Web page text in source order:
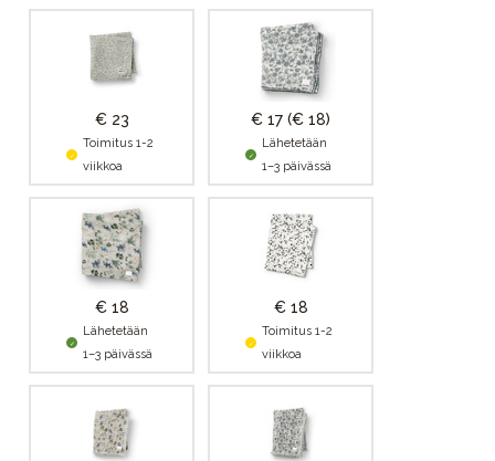
€ 23
Toimitus 1-2
viikkoa
€ 17 (€ 18)
Lähetetään
1–3 päivässä
€ 18
Lähetetään
1–3 päivässä
€ 18
Toimitus 1-2
viikkoa